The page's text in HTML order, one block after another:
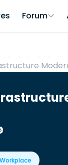
Forum
Workplace